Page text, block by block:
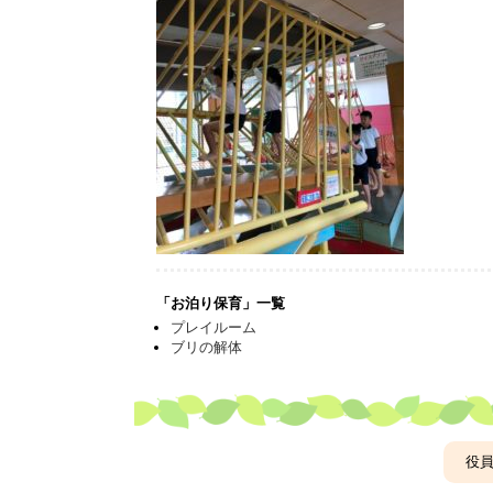
「お泊り保育」一覧
プレイルーム
ブリの解体
役